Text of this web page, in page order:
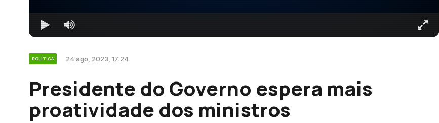
POLÍTICA 24 ago, 2023, 17:24
Presidente do Governo espera mais
proatividade dos ministros